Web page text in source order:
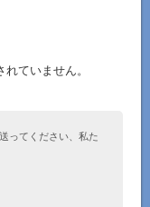
ていません。
ってください、私た